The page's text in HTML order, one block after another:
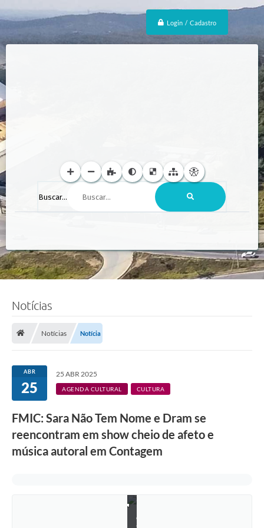
Login / Cadastro
Buscar...
Notícias
Notícias Notícia
ABR
25
25 ABR 2025
AGENDA CULTURAL CULTURA
FMIC: Sara Não Tem Nome e Dram se
reencontram em show cheio de afeto e
música autoral em Contagem
o